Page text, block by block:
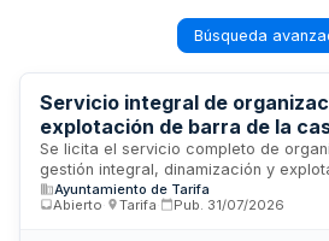
Búsqueda
Servicio integral de
explotación de barra de la
juvenil - Feria Real de Tarifa
Se licita el servicio completo de
gestión integral, dinamización y
barra de la caseta de feria juvenil
Tarifa 2026. El adjudicatario deberá
Ayuntamiento de Tarifa
Abierto
Tarifa Pub. 31/07/2026